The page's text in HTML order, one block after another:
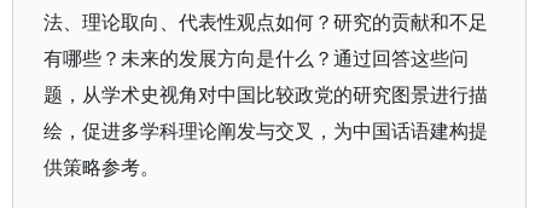
法、理论取向、代表性观点如何？研究的贡献和不足
有哪些？未来的发展方向是什么？通过回答这些问
题，从学术史视角对中国比较政党的研究图景进行描
绘，促进多学科理论阐发与交叉，为中国话语建构提
供策略参考。